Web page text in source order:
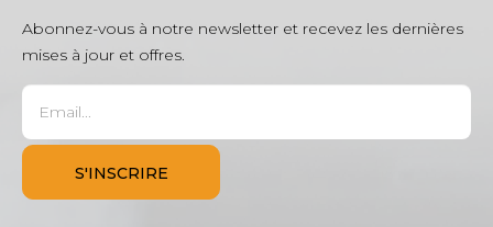
Abonnez-vous à notre newsletter et recevez les dernières
mises à jour et offres.